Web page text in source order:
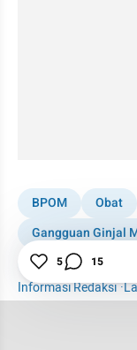
BPOM Obat
Gangguan Ginjal
Gagal Ginjal
Informasi Redaksi·
5 15